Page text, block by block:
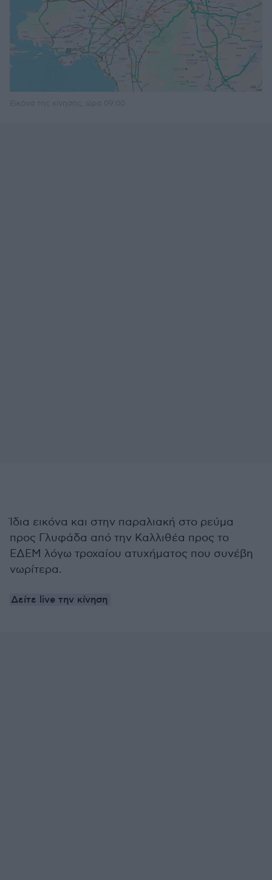
Ίδια εικόνα και στην παραλιακή στο ρεύμα
προς Γλυφάδα από την Καλλιθέα προς το
ΕΔΕΜ λόγω τροχαίου ατυχήματος που συνέβη
νωρίτερα.
Δείτε live την κίνηση